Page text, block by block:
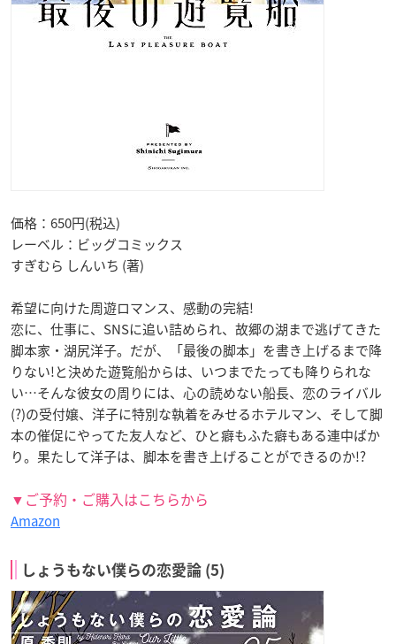
価格：650円(税込)
レーベル：ビッグコミックス
すぎむら しんいち (著)
希望に向けた周遊ロマンス、感動の完結!
恋に、仕事に、SNSに追い詰められ、故郷の湖まで逃げてきた
脚本家・湖尻洋子。だが、「最後の脚本」を書き上げるまで降
りない!と決めた遊覧船からは、いつまでたっても降りられな
い…そんな彼女の周りには、心の読めない船長、恋のライバル
(?)の受付嬢、洋子に特別な執着をみせるホテルマン、そして脚
本の催促にやってた友人など、ひと癖もふた癖もある連中ばか
り。果たして洋子は、脚本を書き上げることができるのか!?
▼ご予約・ご購入はこちらから
Amazon
しょうもない僕らの恋愛論 (5)